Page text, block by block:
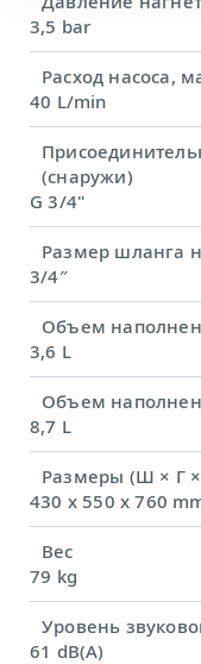
3,5 bar
Расход насоса,
40 L/min
(снаружи)
G 3/4"
Размер шланга
3/4″
Объем
3,6 L
Объем
8,7 L
Размеры (Ш × Г
430 x 550 x 760
Вес
79 kg
Уровень
61 dB(A)